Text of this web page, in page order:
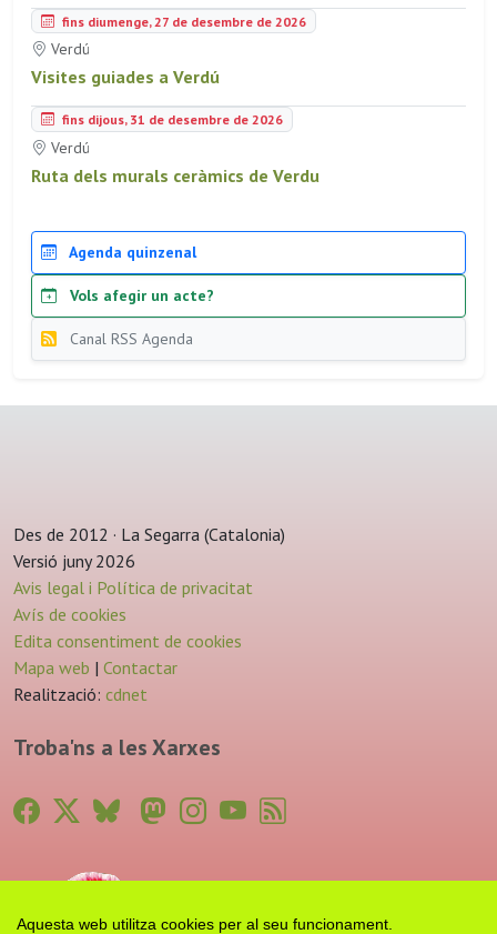
Aquesta web utilitza cookies per al seu funcionament.
fins diumenge, 27 de desembre de 2026
Verdú
Visites guiades a Verdú
fins dijous, 31 de desembre de 2026
Verdú
Ruta dels murals ceràmics de Verdu
Agenda quinzenal
Vols afegir un acte?
Canal RSS Agenda
Des de 2012 · La Segarra (Catalonia)
Versió juny 2026
Avis legal i Política de privacitat
Avís de cookies
Edita consentiment de cookies
Mapa web | Contactar
Realització: cdnet
Troba'ns a les Xarxes